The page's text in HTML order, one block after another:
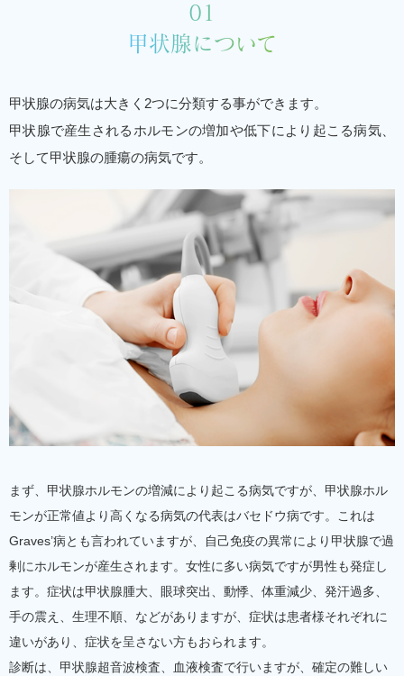
01
甲状腺について
甲状腺の病気は大きく2つに分類する事ができます。
甲状腺で産生されるホルモンの増加や低下により起こる病気、
そして甲状腺の腫瘍の病気です。
まず、甲状腺ホルモンの増減により起こる病気ですが、甲状腺ホル
モンが正常値より高くなる病気の代表はバセドウ病です。これは
Graves’病とも言われていますが、自己免疫の異常により甲状腺で過
剰にホルモンが産生されます。女性に多い病気ですが男性も発症し
ます。症状は甲状腺腫大、眼球突出、動悸、体重減少、発汗過多、
手の震え、生理不順、などがありますが、症状は患者様それぞれに
違いがあり、症状を呈さない方もおられます。
診断は、甲状腺超音波検査、血液検査で行いますが、確定の難しい